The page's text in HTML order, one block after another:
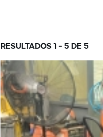
Resultados 1 - 5 de 5